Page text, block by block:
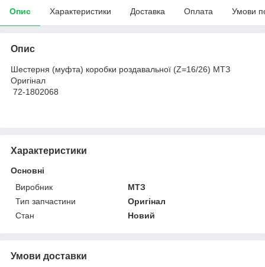
Опис Характеристики Доставка Оплата Умови
Опис
Шестерня (муфта) коробки роздавальної (Z=16/26) МТЗ
Оригінал
72-1802068
Характеристики
Основні
Виробник
МТЗ
Тип запчастини
Оригінал
Стан
Новий
Умови доставки